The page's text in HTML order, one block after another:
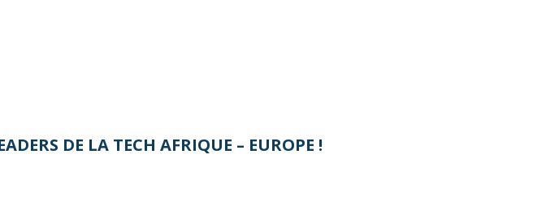
DE LA TECH AFRIQUE – EUROPE !